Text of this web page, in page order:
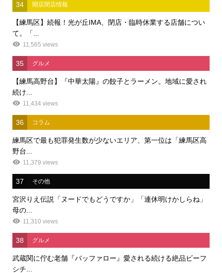
34 開店閉店情報
【練馬区】続報！光が丘IMA、閉店・臨時休業する店舗につい
て。「...
11,565 views
35 グルメ
【練馬高野台】『中華太陽』の餃子とラーメン。地域に愛され
続け...
11,434 views
36 コラム
練馬区で最も犯罪発生数が少ないエリア、第一位は「練馬区高
野台...
11,379 views
37 その他
宮沢りえ伝説「ヌードでもどうですか」「連休明けかしらね」
母の...
11,310 views
38 グルメ
武蔵関に佇む老舗『バッファロー』愛される続ける絶品ビーフ
シチ...